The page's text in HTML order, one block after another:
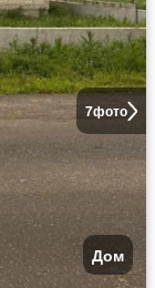
7фото
Дом